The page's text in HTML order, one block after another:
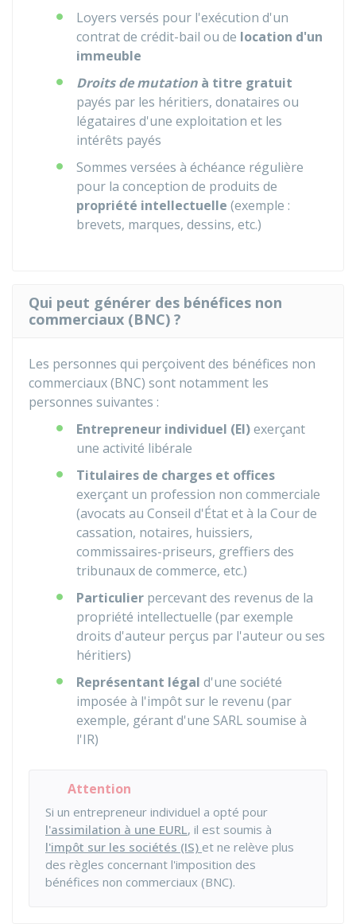
Loyers versés pour l'exécution d'un
contrat de crédit-bail ou de location d'un
immeuble
Droits de mutation à titre gratuit
payés par les héritiers, donataires ou
légataires d'une exploitation et les
intérêts payés
Sommes versées à échéance régulière
pour la conception de produits de
propriété intellectuelle (exemple :
brevets, marques, dessins, etc.)
Qui peut générer des bénéfices non
commerciaux (BNC) ?
Les personnes qui perçoivent des bénéfices non
commerciaux (BNC) sont notamment les
personnes suivantes :
Entrepreneur individuel (EI)exerçant
une activité libérale
Titulaires de charges et offices
exerçant un profession non commerciale
(avocats au Conseil d'État et à la Cour de
cassation, notaires, huissiers,
commissaires-priseurs, greffiers des
tribunaux de commerce, etc.)
Particulier percevant des revenus de la
propriété intellectuelle (par exemple
droits d'auteur perçus par l'auteur ou ses
héritiers)
Représentant légal d'une société
imposée à l'impôt sur le revenu (par
exemple, gérant d'une SARL soumise à
l'IR)
Attention
Si un entrepreneur individuel a opté pour
l'assimilation à une EURL, il est soumis à
l'impôt sur les sociétés (IS) et ne relève plus
des règles concernant l'imposition des
bénéfices non commerciaux (BNC).